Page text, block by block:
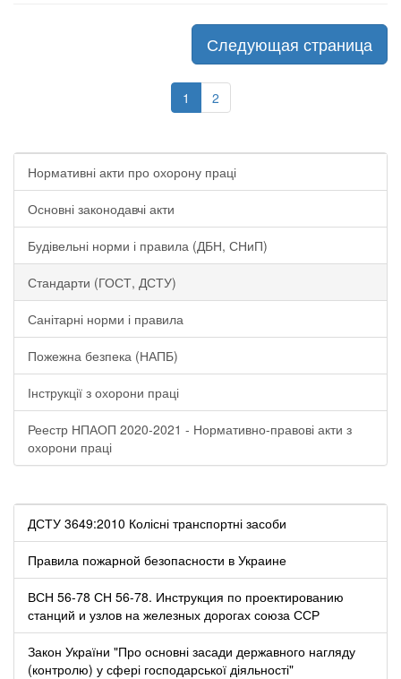
Следующая страница
1 2
Нормативні акти про охорону праці
Основні законодавчі акти
Будівельні норми і правила (ДБН, СНиП)
Стандарти (ГОСТ, ДСТУ)
Санітарні норми і правила
Пожежна безпека (НАПБ)
Інструкції з охорони праці
Реестр НПАОП 2020-2021 - Нормативно-правові акти з
охорони праці
ДСТУ 3649:2010 Колісні транспортні засоби
Правила пожарной безопасности в Украине
ВСН 56-78 СН 56-78. Инструкция по проектированию
станций и узлов на железных дорогах союза ССР
Закон України "Про основні засади державного нагляду
(контролю) у сфері господарської діяльності"